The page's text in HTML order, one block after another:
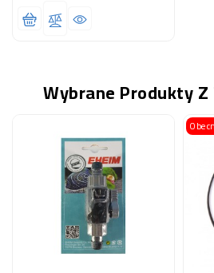
Wybrane Produkty